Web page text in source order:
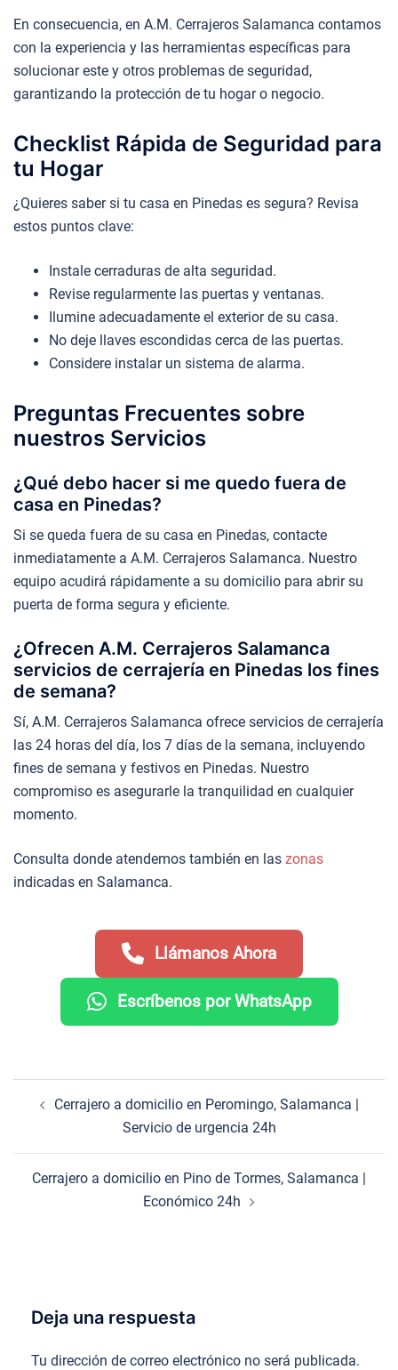
En consecuencia, en A.M. Cerrajeros Salamanca contamos
con la experiencia y las herramientas específicas para
solucionar este y otros problemas de seguridad,
garantizando la protección de tu hogar o negocio.
Checklist Rápida de Seguridad para
tu Hogar
¿Quieres saber si tu casa en Pinedas es segura? Revisa
estos puntos clave:
Instale cerraduras de alta seguridad.
Revise regularmente las puertas y ventanas.
Ilumine adecuadamente el exterior de su casa.
No deje llaves escondidas cerca de las puertas.
Considere instalar un sistema de alarma.
Preguntas Frecuentes sobre
nuestros Servicios
¿Qué debo hacer si me quedo fuera de
casa en Pinedas?
Si se queda fuera de su casa en Pinedas, contacte
inmediatamente a A.M. Cerrajeros Salamanca. Nuestro
equipo acudirá rápidamente a su domicilio para abrir su
puerta de forma segura y eficiente.
¿Ofrecen A.M. Cerrajeros Salamanca
servicios de cerrajería en Pinedas los fines
de semana?
Sí, A.M. Cerrajeros Salamanca ofrece servicios de cerrajería
las 24 horas del día, los 7 días de la semana, incluyendo
fines de semana y festivos en Pinedas. Nuestro
compromiso es asegurarle la tranquilidad en cualquier
momento.
Consulta donde atendemos también en las zonas
indicadas en Salamanca.
Llámanos Ahora
Escríbenos por WhatsApp
Cerrajero a domicilio en Peromingo, Salamanca |
Servicio de urgencia 24h
Cerrajero a domicilio en Pino de Tormes, Salamanca |
Económico 24h
Deja una respuesta
Tu dirección de correo electrónico no será publicada.